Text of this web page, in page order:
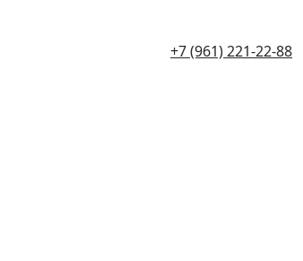
+7 (961) 221-22-88